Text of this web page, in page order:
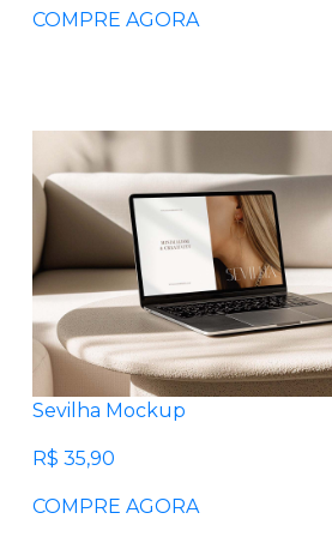
COMPRE AGORA
Sevilha Mockup
R$ 35,90
COMPRE AGORA